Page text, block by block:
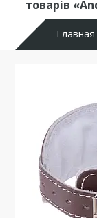
товарів
Главная